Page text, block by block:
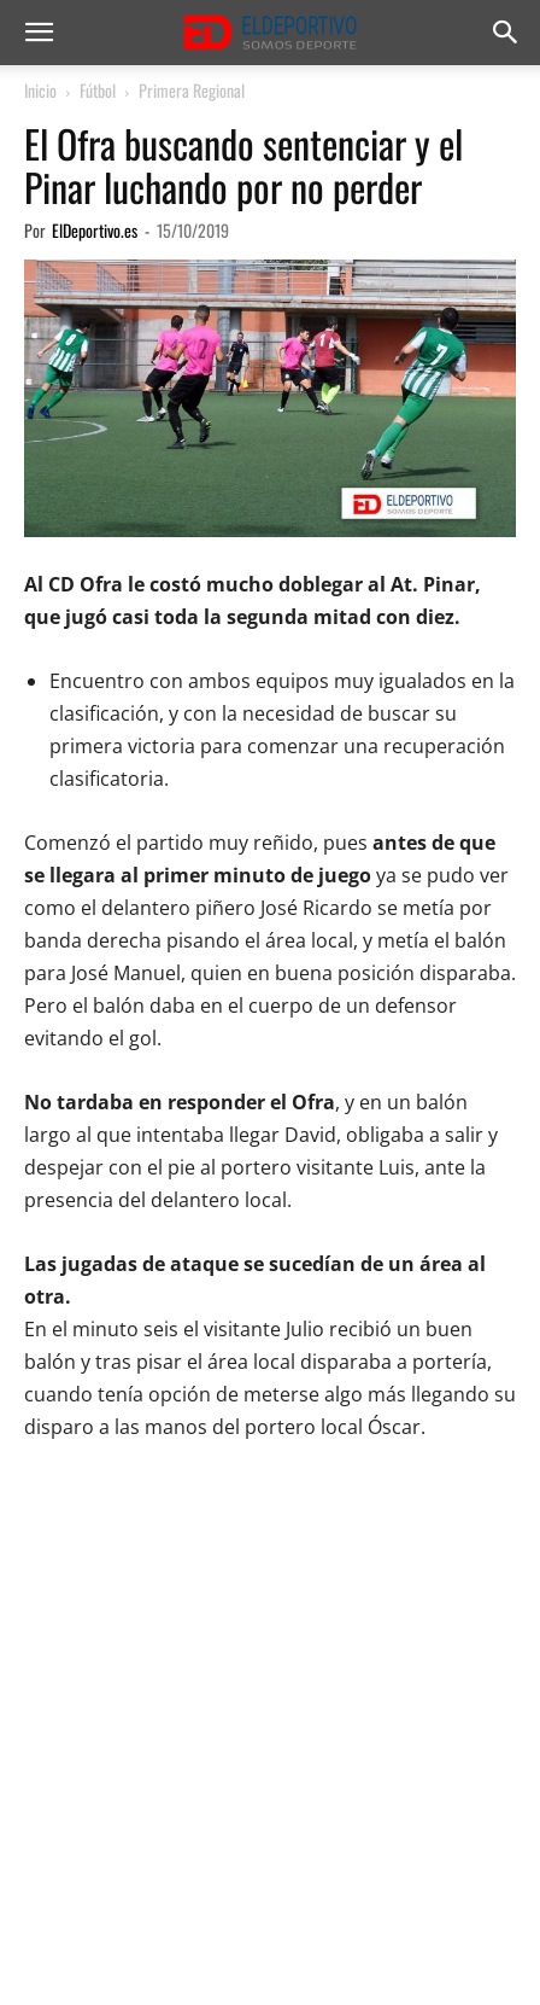
Inicio Fútbol Primera Regional
El Ofra buscando sentenciar y el
Pinar luchando por no perder
Por ElDeportivo.es - 15/10/2019
Al CD Ofra le costó mucho doblegar al At. Pinar,
que jugó casi toda la segunda mitad con diez.
Encuentro con ambos equipos muy igualados en la
clasificación, y con la necesidad de buscar su
primera victoria para comenzar una recuperación
clasificatoria.
Comenzó el partido muy reñido, pues antes de que
se llegara al primer minuto de juegoya se pudo ver
como el delantero piñero José Ricardo se metía por
banda derecha pisando el área local, y metía el balón
para José Manuel, quien en buena posición disparaba.
Pero el balón daba en el cuerpo de un defensor
evitando el gol.
No tardaba en responder el Ofra, y en un balón
largo al que intentaba llegar David, obligaba a salir y
despejar con el pie al portero visitante Luis, ante la
presencia del delantero local.
Las jugadas de ataque se sucedían de un área al
otra.
En el minuto seis el visitante Julio recibió un buen
balón y tras pisar el área local disparaba a portería,
cuando tenía opción de meterse algo más llegando su
disparo a las manos del portero local Óscar.